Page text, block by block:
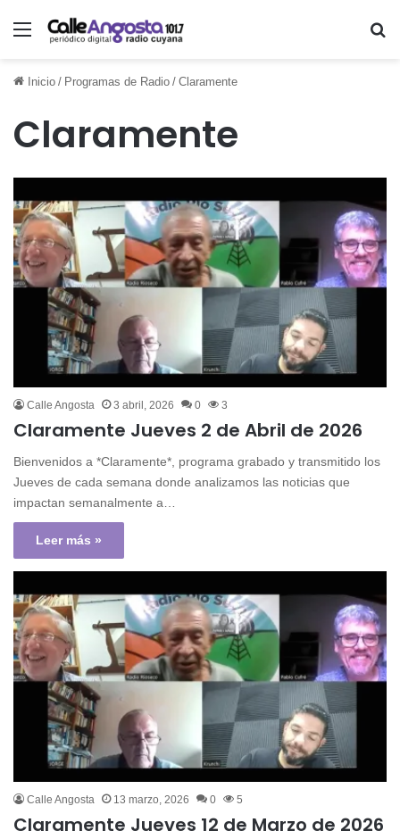
Menú
Inicio / Programas de Radio / Claramente
Claramente
Calle Angosta 3 abril, 2026 0 3
Claramente Jueves 2 de Abril de 2026
Bienvenidos a *Claramente*, programa grabado y transmitido los
Jueves de cada semana donde analizamos las noticias que
impactan semanalmente a…
Leer más »
Calle Angosta 13 marzo, 2026 0 5
Claramente Jueves 12 de Marzo de 2026